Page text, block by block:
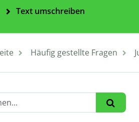
Text umschreiben
Häufig gestellte Fragen